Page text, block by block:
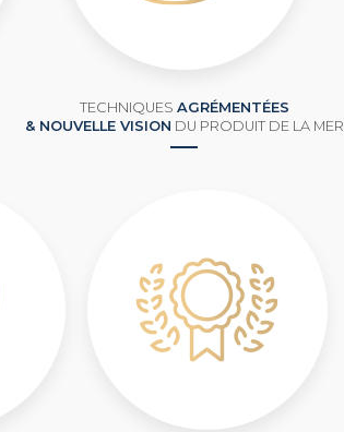
TECHNIQUES AGRÉMENTÉES
& NOUVELLE VISION DU PRODUIT DE LA MER